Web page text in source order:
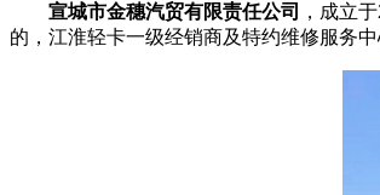
宣城市金穗汽贸有限责任公司 ，成立
的，江淮轻卡一级经销商及特约维修服务